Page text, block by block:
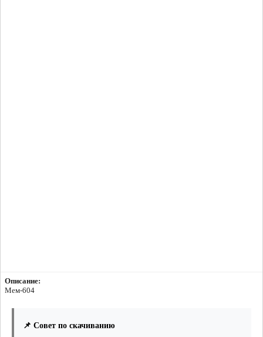
Описание:
Мем-604
📌 Совет по скачиванию